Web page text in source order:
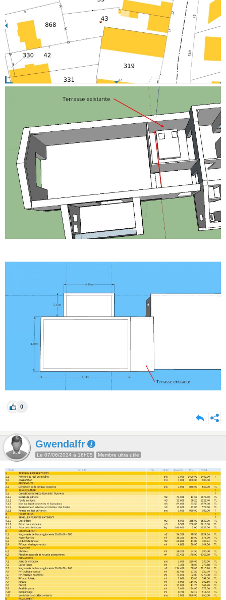
0
Gwendalfr
Le 07/06/2024 à 16h05 Membre ultra utile